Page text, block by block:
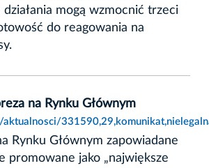
działania mogą wzmocnić trzeci
do reagowania na
na Rynku Głównym
Rynku Głównym zapowiadane
promowane jako „największe